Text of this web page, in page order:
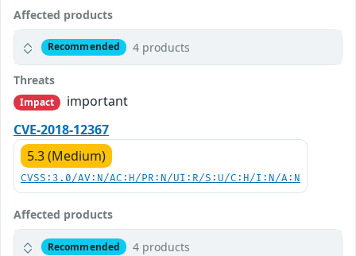
Affected products
Recommended 4 products
Threats
Impact
important
CVE-2018-12367
5.3 (Medium)
CVSS:3.0/AV:N/AC:H/PR:N/UI:R/S:U/C:H/I:N/A:N
Affected products
Recommended 4 products